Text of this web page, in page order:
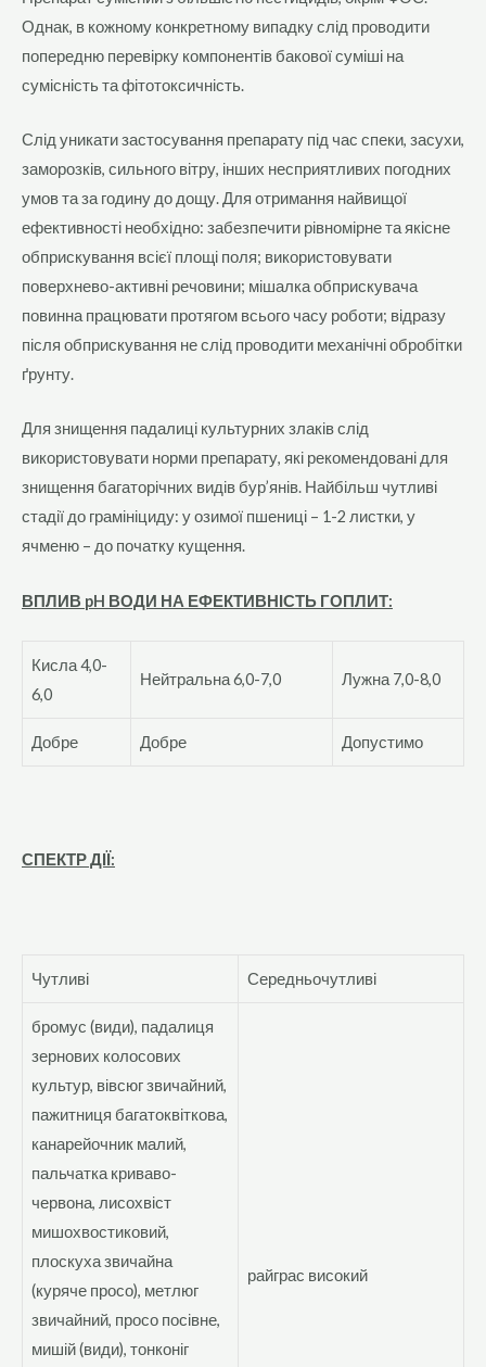
Однак, в кожному конкретному випадку слід проводити
попередню перевірку компонентів бакової суміші на
сумісність та фітотоксичність.
Слід уникати застосування препарату під час спеки, засухи,
заморозків, сильного вітру, інших несприятливих погодних
умов та за годину до дощу. Для отримання найвищої
ефективності необхідно: забезпечити рівномірне та якісне
обприскування всієї площі поля; використовувати
поверхнево-активні речовини; мішалка обприскувача
повинна працювати протягом всього часу роботи; відразу
після обприскування не слід проводити механічні обробітки
ґрунту.
Для знищення падалиці культурних злаків слід
використовувати норми препарату, які рекомендовані для
знищення багаторічних видів бур’янів. Найбільш чутливі
стадії до грамініциду: у озимої пшениці – 1-2 листки, у
ячменю – до початку кущення.
ВПЛИВ pH ВОДИ НА ЕФЕКТИВНІСТЬ ГОПЛИТ:
Кисла 4,0-
6,0
Нейтральна 6,0-7,0 Лужна 7,0-8,0
Добре Добре Допустимо
СПЕКТР ДІЇ:
Чутливі Середньочутливі
бромус (види), падалиця
зернових колосових
культур, вівсюг звичайний,
пажитниця багатоквіткова,
канарейочник малий,
пальчатка криваво-
червона, лисохвіст
мишохвостиковий,
плоскуха звичайна
(куряче просо), метлюг
звичайний, просо посівне,
мишій (види), тонконіг
райграс високий